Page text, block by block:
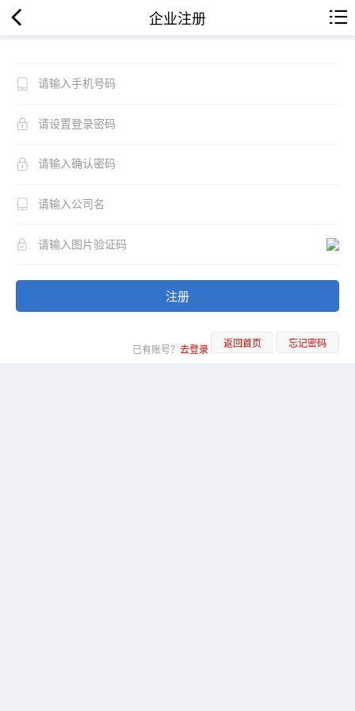
企业注册
注册
已有账号？ 去登录 返回首页 忘记密码